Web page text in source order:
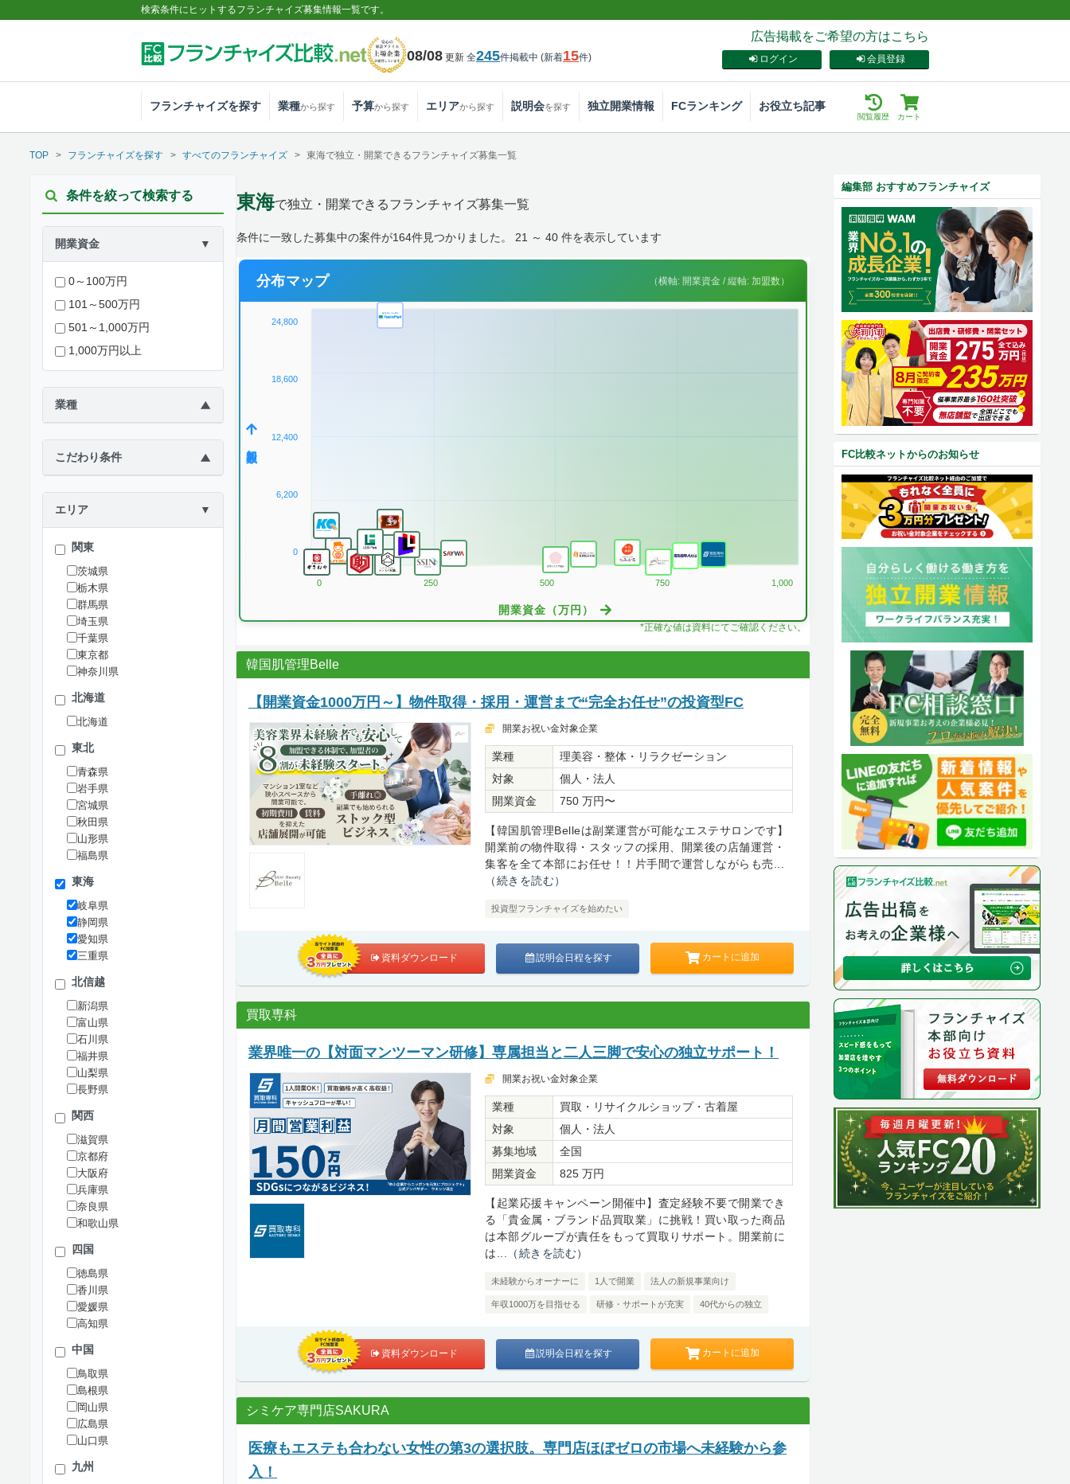
検索条件にヒットするフランチャイズ募集情報一覧です。
08/08 更新 全245件掲載中 (新着15件)
広告掲載をご希望の方はこちら
会員登録
ログイン
フランチャイズを探す 業種から探す 予算から探す エリアから探す 説明会を探す 独立開業情報 FCランキング お役立ち記事
カート
閲覧履歴
TOP フランチャイズを探す すべてのフランチャイズ 東海で独立・開業できるフランチャイズ募集一覧
条件を絞って検索する
開業資金 ▼
0～100万円
101～500万円
501～1,000万円
1,000万円以上
業種 ▶
こだわり条件 ▶
エリア ▼
関東
茨城県
栃木県
群馬県
埼玉県
千葉県
東京都
神奈川県
北海道
北海道
東北
青森県
岩手県
宮城県
秋田県
山形県
福島県
東海
岐阜県
静岡県
愛知県
三重県
北信越
新潟県
富山県
石川県
福井県
山梨県
長野県
関西
滋賀県
京都府
大阪府
兵庫県
奈良県
和歌山県
四国
徳島県
香川県
愛媛県
高知県
中国
鳥取県
島根県
岡山県
広島県
山口県
九州
東海で独立・開業できるフランチャイズ募集一覧
条件に一致した募集中の案件が164件見つかりました。 21 ～ 40 件を表示しています
分布マップ （横軸: 開業資金 / 縦軸: 加盟数）
24,800
18,600
12,400
6,200
0
0 250 500 750 1,000
開業資金（万円）
*正確な値は資料にてご確認ください。
韓国肌管理Belle
【開業資金1000万円～】物件取得・採用・運営まで“完全お任せ”の投資型FC
開業お祝い金対象企業
業種
理美容・整体・リラクゼーション
対象
個人・法人
開業資金
750 万円〜
【韓国肌管理Belleは副業運営が可能なエステサロンです】
開業前の物件取得・スタッフの採用、開業後の店舗運営・
集客を全て本部にお任せ！！片手間で運営しながらも売...
（続きを読む）
投資型フランチャイズを始めたい
資料ダウンロード 説明会日程を探す カートに追加
買取専科
業界唯一の【対面マンツーマン研修】専属担当と二人三脚で安心の独立サポート！
開業お祝い金対象企業
業種
買取・リサイクルショップ・古着屋
対象
個人・法人
募集地域
全国
開業資金
825 万円
【起業応援キャンペーン開催中】査定経験不要で開業でき
る「貴金属・ブランド品買取業」に挑戦！買い取った商品
は本部グループが責任をもって買取りサポート。開業前に
は...
（続きを読む）
未経験からオーナーに 1人で開業 法人の新規事業向け
年収1000万を目指せる 研修・サポートが充実 40代からの独立
資料ダウンロード 説明会日程を探す カートに追加
シミケア専門店SAKURA
医療もエステも合わない女性の第3の選択肢。専門店ほぼゼロの市場へ未経験から参
入！
編集部 おすすめフランチャイズ
FC比較ネットからのお知らせ